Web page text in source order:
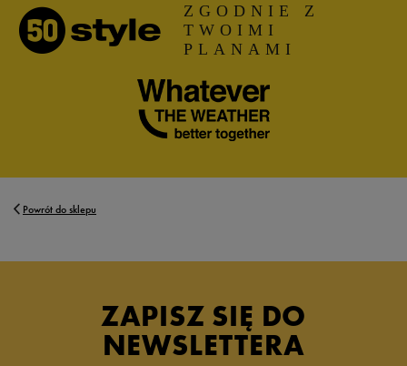
ZGODNIE Z
TWOIMI
PLANAMI
Powrót do sklepu
ZAPISZ SIĘ DO
NEWSLETTERA